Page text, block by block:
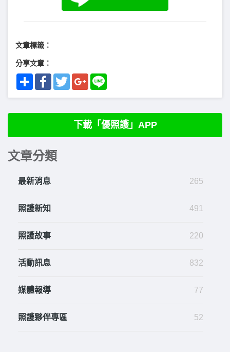
文章標籤：
分享文章：
Share FacebookTwitterGoogle+
下載「優照護」APP
文章分類
最新消息 265
照護新知 491
照護故事 220
活動訊息 832
媒體報導 77
照護夥伴專區 52